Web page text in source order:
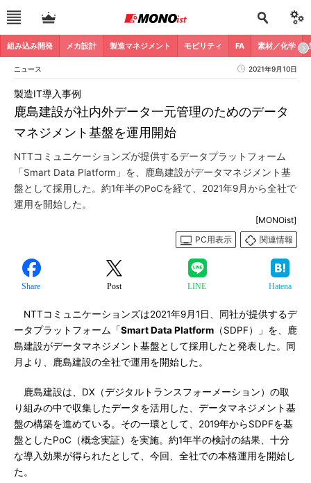
組み込み開発 メカ設計 製造マネジメント モビリティ FA 素材／化学
ニュース 2021年9月10日
鹿島建設が社内外データ一元管理のためのデータ
マネジメント基盤を運用開始
製造IT導入事例
NTTコミュニケーションズが提供するデータプラットフォーム
「Smart Data Platform」を、鹿島建設がデータマネジメント基
盤として採用した。約1年半のPoCを経て、2021年9月から全社で
運用を開始した。
[MONOist]
PC用表示
関連情報
Share Post LINE Hatena
NTTコミュニケーションズは2021年9月1日、同社が提供するデ
ータプラットフォーム「Smart Data Platform （SDPF）」を、鹿
島建設がデータマネジメント基盤として採用したと発表した。同
月より、鹿島建設の全社で運用を開始した。
鹿島建設は、DX（デジタルトランスフォーメーション）の取
り組みの中で収集したデータを活用した、データマネジメント基
盤の構築を進めている。その一環として、2019年からSDPFを基
盤としたPoC（概念実証）を実施。約1年半の検討の結果、十分
な導入効果が得られたとして、今回、全社での本格運用を開始し
た。